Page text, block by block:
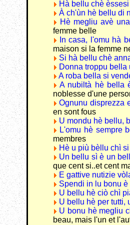
Hà bellu chè
À ch'ùn hè bellu di
Hè megliu avè
femme belle
In casa, l'omu hà
maison si la femme
Si hà bellu chè
Donna troppu bella
A roba bella si
A nubiltà hè bella
noblesse d'une
Ognunu disprezza
en sont fous
U mondu hè bellu,
L'omu hè sempre
membres
Hè u più bèllu chì
Un bellu sì è un
que cent si..et cent
E gattive nutizie
Spendi in lu bonu
U bellu hè ciò chì
U bellu hè per tutti,
U bonu hè megliu
beau, mais l'un et